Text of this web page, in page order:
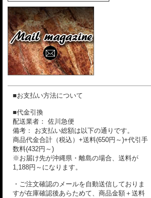
■お支払い方法について
■代金引換
配送業者： 佐川急便
備考： お支払い総額は以下の通りです。
商品代金合計（税込）+送料(650円～)+代引手
数料(432円～)
※お届け先が沖縄県・離島の場合、送料が
1,188円～になります。
・ご注文確認のメールを自動送信しておりま
すが在庫確認後あらためて、商品金額＋送料